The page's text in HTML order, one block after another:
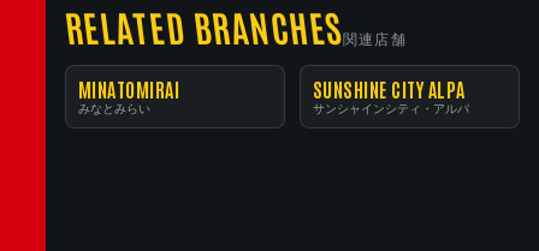
RELATED BRANCHES関連店舗
MINATOMIRAI
みなとみらい
SUNSHINE CITY ALPA
サンシャインシティ・アルパ